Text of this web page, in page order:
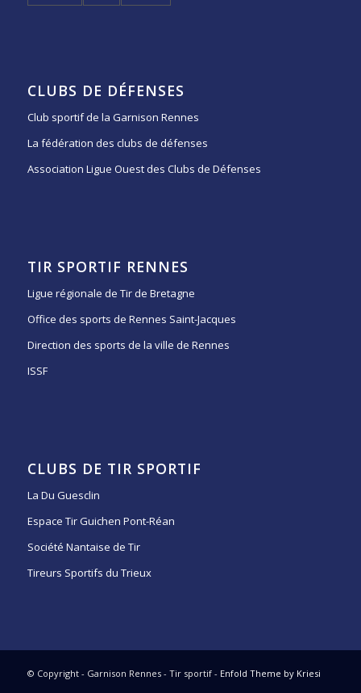
CLUBS DE DÉFENSES
Club sportif de la Garnison Rennes
La fédération des clubs de défenses
Association Ligue Ouest des Clubs de Défenses
TIR SPORTIF RENNES
Ligue régionale de Tir de Bretagne
Office des sports de Rennes Saint-Jacques
Direction des sports de la ville de Rennes
ISSF
CLUBS DE TIR SPORTIF
La Du Guesclin
Espace Tir Guichen Pont-Réan
Société Nantaise de Tir
Tireurs Sportifs du Trieux
© Copyright - Garnison Rennes - Tir sportif - Enfold Theme by Kriesi